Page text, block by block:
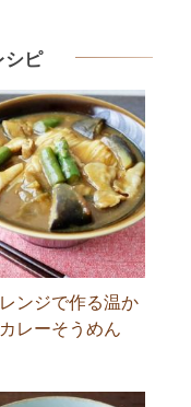
シピ
ンジで作る温か
レーそうめん